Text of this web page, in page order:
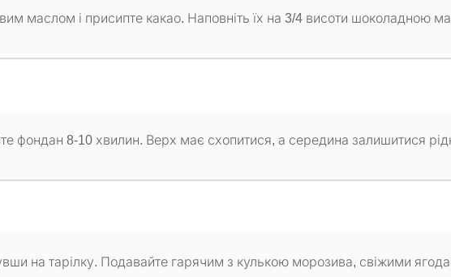
маслом і присипте какао. Наповніть їх на 3/4 висоти шоколадною
фондан 8-10 хвилин. Верх має схопитися, а середина залишитися
на тарілку. Подавайте гарячим з кулькою морозива, свіжими